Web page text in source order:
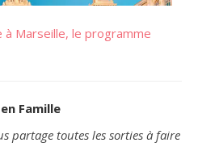
à Marseille, le programme
Famille
partage toutes les sorties à faire